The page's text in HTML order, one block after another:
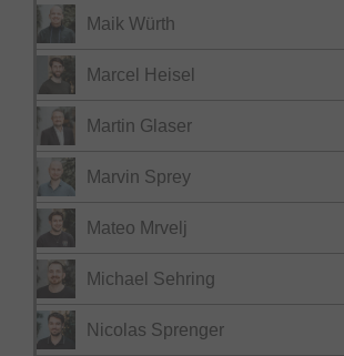
Maik Würth
Marcel Heisel
Martin Glaser
Marvin Sprey
Mateo Mrvelj
Michael Sehring
Nicolas Sprenger